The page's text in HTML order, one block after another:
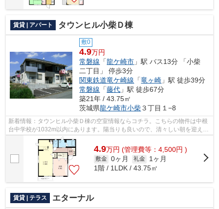
賃貸 | アパート タウンヒル小柴Ｄ棟
敷0
4.9万円
常磐線 「龍ケ崎市 」駅 バス13分 「小柴
二丁目」 停歩3分
関東鉄道竜ケ崎線 「竜ヶ崎 」駅 徒歩39分
常磐線 「藤代 」駅 徒歩67分
築21年 / 43.75㎡
茨城県龍ケ崎市小柴３丁目１−8
新着情報：タウンヒル小柴Ｄ棟の空室情報ならコチラ。こちらの物件は中根
台中学校が1032m以内にあります。陽当りも良いので、清々しい朝を迎える
ことのできるアパートです。こちらの物...
4.9万円 (管理費等：4,500円 )
敷金 0ヶ月 礼金
1ヶ月
1階 / 1LDK / 43.75㎡
賃貸 | テラス エターナル